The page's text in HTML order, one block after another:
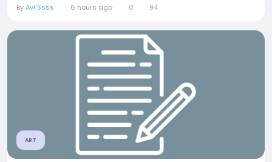
ByAvi Ssss 6 hours ago 0 94
ART